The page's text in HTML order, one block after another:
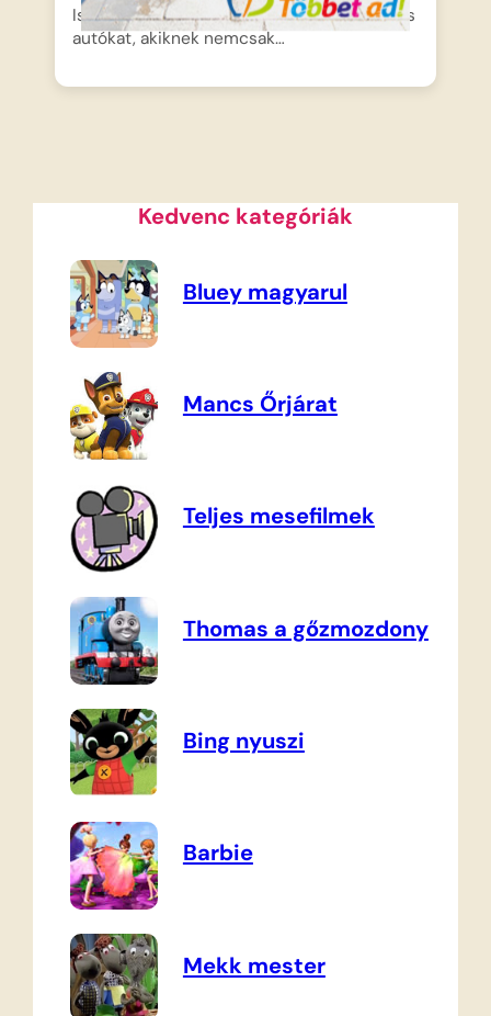
Ismerd meg a Traffokat, ezeket a különleges
autókat, akiknek nemcsak…
Kedvenc kategóriák
Bluey magyarul
Mancs Őrjárat
Teljes mesefilmek
Thomas a gőzmozdony
Bing nyuszi
Barbie
Mekk mester